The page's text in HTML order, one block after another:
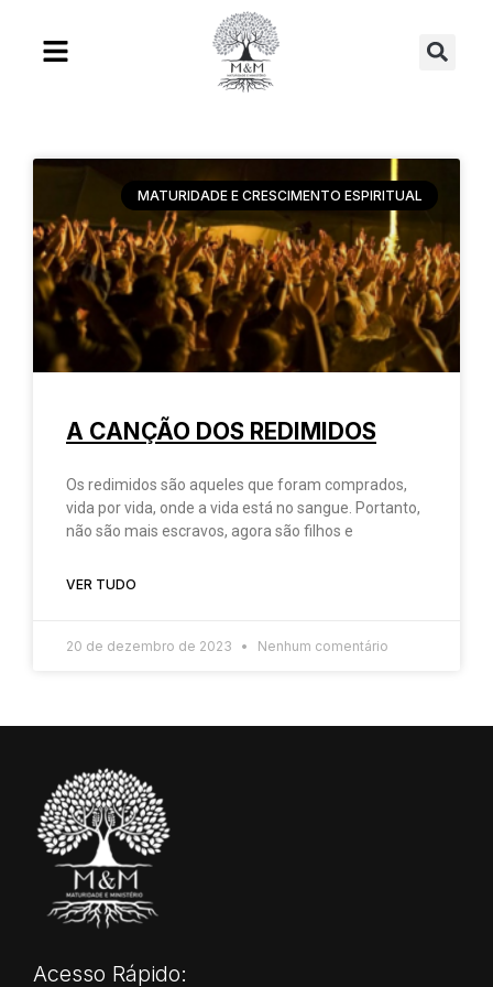
MATURIDADE E CRESCIMENTO ESPIRITUAL
A CANÇÃO DOS REDIMIDOS
Os redimidos são aqueles que foram comprados,
vida por vida, onde a vida está no sangue. Portanto,
não são mais escravos, agora são filhos e
VER TUDO
20 de dezembro de 2023 Nenhum comentário
Acesso Rápido: